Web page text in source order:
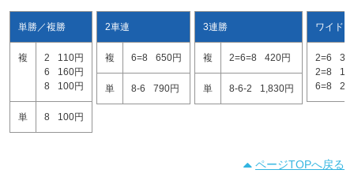
単勝／複勝
複 2
110円
6
160円
8
100円
単 8 100円
2車連
複 6=8 650円
単 8-6 790円
3連勝
複 2=6=8 420円
単 8-6-2 1,830円
ワイド
2=6
2=8
6=8
ページTOPへ戻る